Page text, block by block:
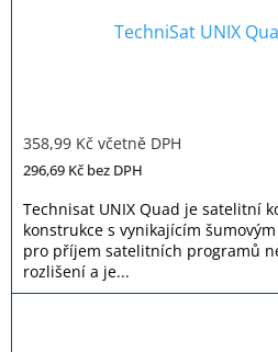
TechniSat UNIX
produktu
je
z
5
hvězdiček.
358,99 Kč včetně DPH
296,69 Kč bez DPH
Technisat UNIX Quad je satelitní
konstrukce s vynikajícím
pro příjem satelitních programů
rozlišení a je...